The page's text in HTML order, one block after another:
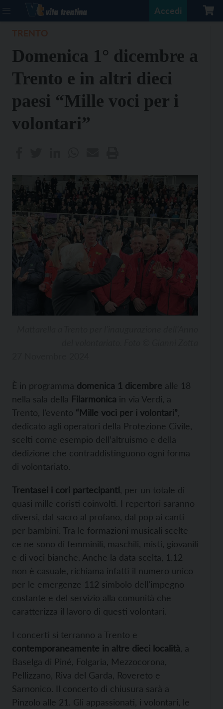
Accedi
Domenica 1° dicembre a
Trento e in altri dieci
paesi “Mille voci per i
volontari”
È in programma domenica 1 dicembre alle 18
nella sala della Filarmonica in via Verdi, a
Trento, l’evento “Mille voci per i volontari”
dedicato agli operatori della Protezione Civile,
scelti come esempio dell’altruismo e della
dedizione che contraddistinguono ogni forma
di volontariato.
Trentasei i cori partecipanti , per un totale di
quasi mille coristi coinvolti. I repertori saranno
diversi, dal sacro al profano, dal pop ai canti
per bambini. Tra le formazioni musicali scelte
ce ne sono di femminili, maschili, misti, giovanili
e di voci bianche. Anche la data scelta, 1.12
non è casuale, richiama infatti il numero unico
per le emergenze 112 simbolo dell’impegno
costante e del servizio alla comunità che
caratterizza il lavoro di questi volontari.
I concerti si terranno a Trento e
contemporaneamente in altre dieci località , a
Baselga di Piné, Folgaria, Mezzocorona,
Pellizzano, Riva del Garda, Rovereto e
Sarnonico. Il concerto di chiusura sarà a
Pinzolo alle 21. Gli appassionati, i volontari, le